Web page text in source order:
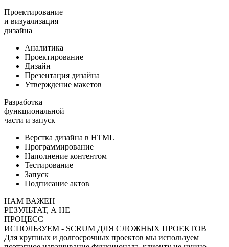
Проектирование
и визуализация
дизайна
Аналитика
Проектирование
Дизайн
Презентация дизайна
Утверждение макетов
Разработка
функциональной
части и запуск
Верстка дизайна в HTML
Программирование
Наполнение контентом
Тестирование
Запуск
Подписание актов
НАМ ВАЖЕН
РЕЗУЛЬТАТ, А НЕ
ПРОЦЕСС
ИСПОЛЬЗУЕМ - SCRUM ДЛЯ СЛОЖНЫХ ПРОЕКТОВ
Для крупных и долгосрочных проектов мы используем